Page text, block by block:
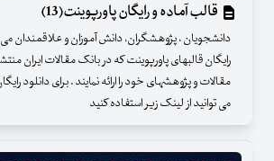
قالب آماده و رایگان پاورپوینت(13)
دانشجویان ، پژوهشگران، دانش آموزان و علاقمندان می
رایگان قالبهای پاورپوینت که در بانک مقالات ایران
مقالات و پژوهشهای خود را ارائه نمایند . برای دانلود
می توانید از لینک زیر استفاده کنید